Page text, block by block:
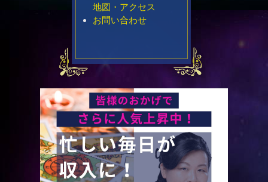
地図・アクセス
お問い合わせ